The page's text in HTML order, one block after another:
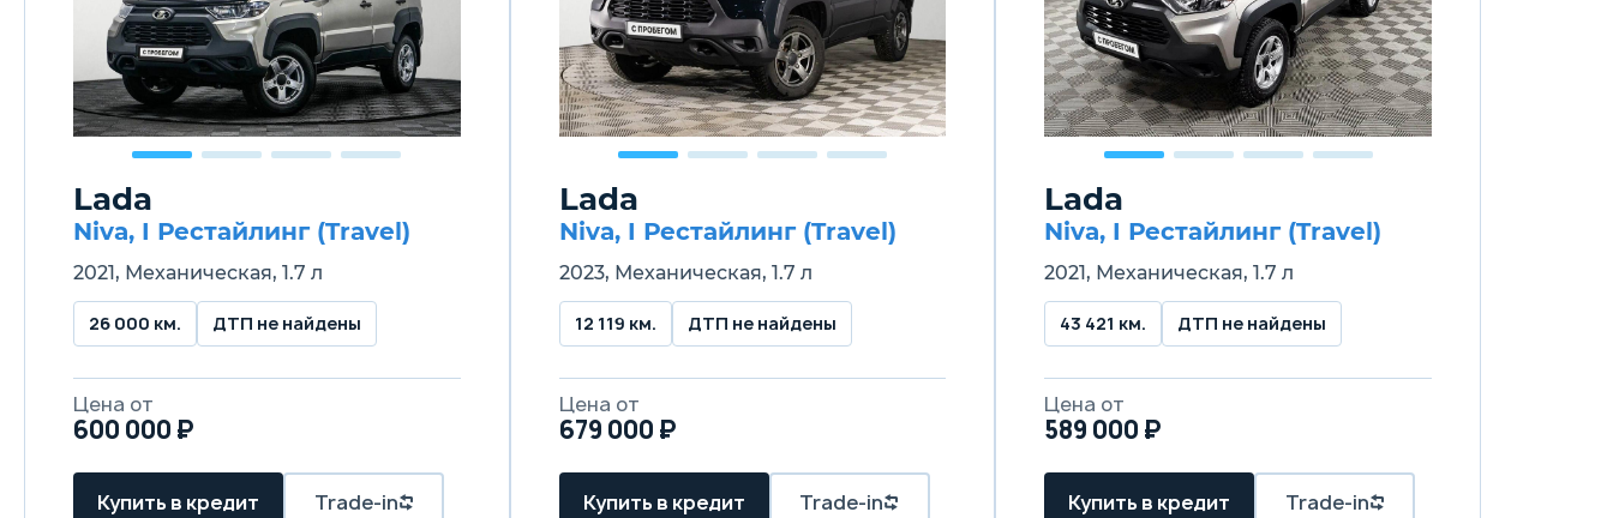
Lada
Niva, I Рестайлинг (Travel)
2021, Механическая, 1.7 л
26 000 км. ДТП не найдены
Цена от
600 000 ₽
Купить в кредит Trade-in
Lada
Niva, I Рестайлинг (Travel)
2023, Механическая, 1.7 л
12 119 км. ДТП не найдены
Цена от
679 000 ₽
Купить в кредит Trade-in
Lada
Niva, I Рестайлинг (Travel)
2021, Механическая, 1.7 л
43 421 км. ДТП не найдены
Цена от
589 000 ₽
Купить в кредит Trade-in